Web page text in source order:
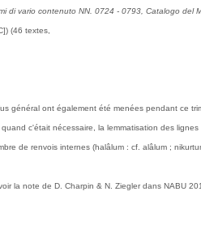
di vario contenuto NN. 0724 - 0793, Catalogo del
(46 textes,
général ont également été menées pendant ce
c'était nécessaire, la lemmatisation des lignes
de renvois internes (halâlum : cf. alâlum ;
la note de D. Charpin & N. Ziegler dans NABU